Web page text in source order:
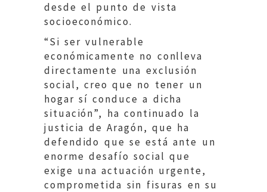
desde el punto de vista
socioeconómico.
“Si ser vulnerable
económicamente no conlleva
directamente una exclusión
social, creo que no tener un
hogar sí conduce a dicha
situación”, ha continuado la
justicia de Aragón, que ha
defendido que se está ante un
enorme desafío social que
exige una actuación urgente,
comprometida sin fisuras en su